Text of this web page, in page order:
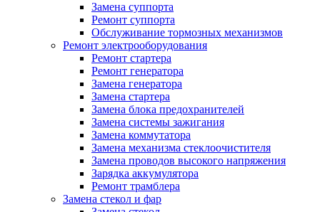
Замена суппорта
Ремонт суппорта
Обслуживание тормозных механизмов
Ремонт электрооборудования
Ремонт стартера
Ремонт генератора
Замена генератора
Замена стартера
Замена блока предохранителей
Замена системы зажигания
Замена коммутатора
Замена механизма стеклоочистителя
Замена проводов высокого напряжения
Зарядка аккумулятора
Ремонт трамблера
Замена стекол и фар